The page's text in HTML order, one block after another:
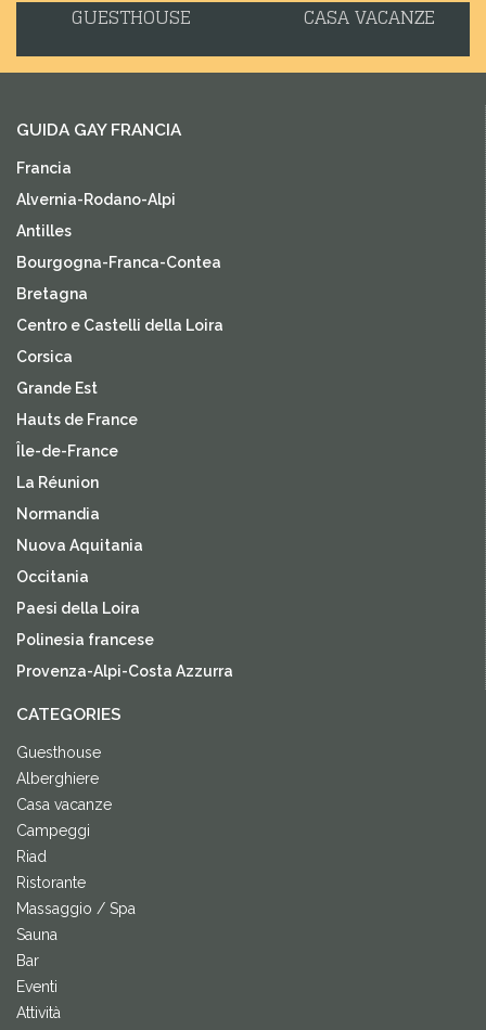
GUESTHOUSE CASA VACANZE
GUIDA GAY FRANCIA
Francia
Alvernia-Rodano-Alpi
Antilles
Bourgogna-Franca-Contea
Bretagna
Centro e Castelli della Loira
Corsica
Grande Est
Hauts de France
Île-de-France
La Réunion
Normandia
Nuova Aquitania
Occitania
Paesi della Loira
Polinesia francese
Provenza-Alpi-Costa Azzurra
CATEGORIES
Guesthouse
Alberghiere
Casa vacanze
Campeggi
Riad
Ristorante
Massaggio / Spa
Sauna
Bar
Eventi
Attività